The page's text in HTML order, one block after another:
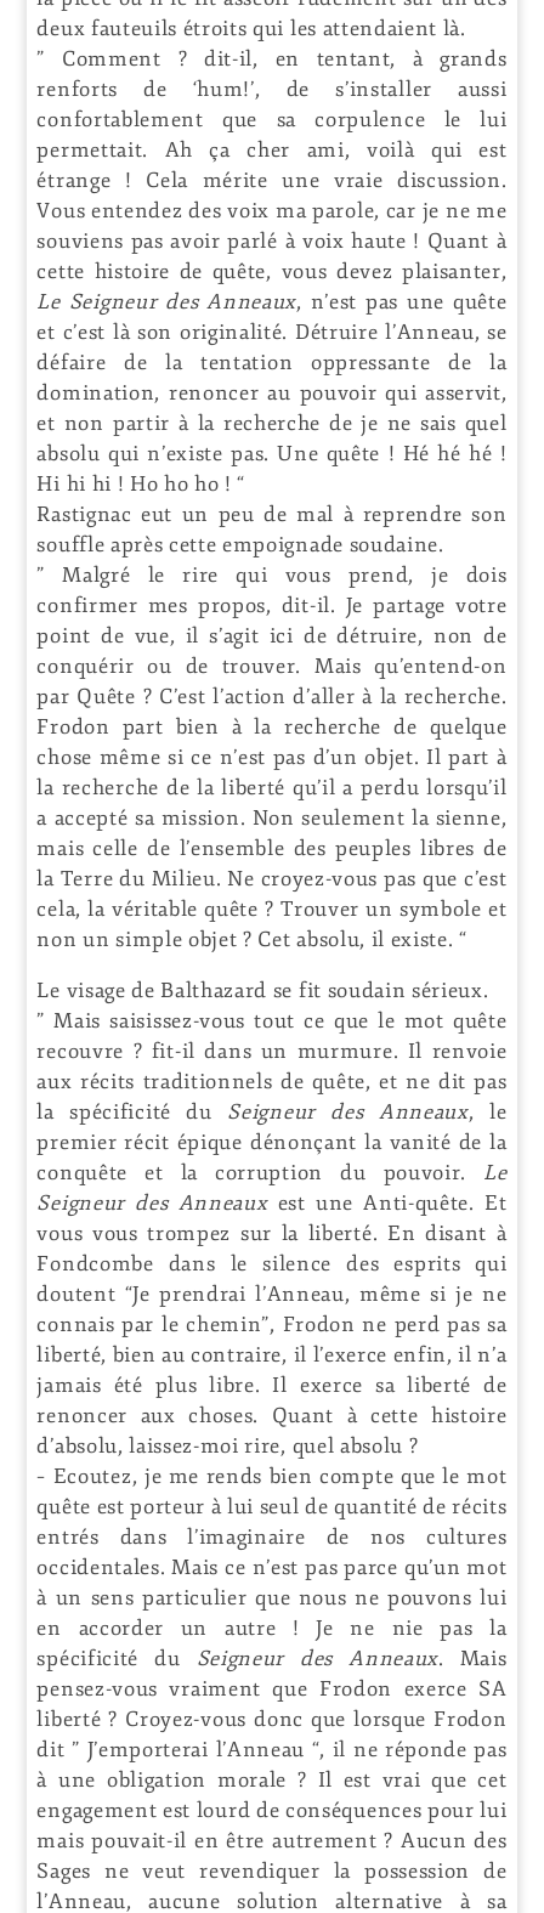
deux fauteuils étroits qui les attendaient là.
” Comment ? dit-il, en tentant, à grands
renforts de ‘hum!’, de s’installer aussi
confortablement que sa corpulence le lui
permettait. Ah ça cher ami, voilà qui est
étrange ! Cela mérite une vraie discussion.
Vous entendez des voix ma parole, car je ne me
souviens pas avoir parlé à voix haute ! Quant à
cette histoire de quête, vous devez plaisanter,
Le Seigneur des Anneaux, n’est pas une quête
et c’est là son originalité. Détruire l’Anneau, se
défaire de la tentation oppressante de la
domination, renoncer au pouvoir qui asservit,
et non partir à la recherche de je ne sais quel
absolu qui n’existe pas. Une quête ! Hé hé hé !
Hi hi hi ! Ho ho ho ! “
Rastignac eut un peu de mal à reprendre son
souffle après cette empoignade soudaine.
” Malgré le rire qui vous prend, je dois
confirmer mes propos, dit-il. Je partage votre
point de vue, il s’agit ici de détruire, non de
conquérir ou de trouver. Mais qu’entend-on
par Quête ? C’est l’action d’aller à la recherche.
Frodon part bien à la recherche de quelque
chose même si ce n’est pas d’un objet. Il part à
la recherche de la liberté qu’il a perdu lorsqu’il
a accepté sa mission. Non seulement la sienne,
mais celle de l’ensemble des peuples libres de
la Terre du Milieu. Ne croyez-vous pas que c’est
cela, la véritable quête ? Trouver un symbole et
non un simple objet ? Cet absolu, il existe. “
Le visage de Balthazard se fit soudain sérieux.
” Mais saisissez-vous tout ce que le mot quête
recouvre ? fit-il dans un murmure. Il renvoie
aux récits traditionnels de quête, et ne dit pas
la spécificité du Seigneur des Anneaux, le
premier récit épique dénonçant la vanité de la
conquête et la corruption du pouvoir. Le
Seigneur des Anneauxest une Anti-quête. Et
vous vous trompez sur la liberté. En disant à
Fondcombe dans le silence des esprits qui
doutent “Je prendrai l’Anneau, même si je ne
connais par le chemin”, Frodon ne perd pas sa
liberté, bien au contraire, il l’exerce enfin, il n’a
jamais été plus libre. Il exerce sa liberté de
renoncer aux choses. Quant à cette histoire
d’absolu, laissez-moi rire, quel absolu ?
– Ecoutez, je me rends bien compte que le mot
quête est porteur à lui seul de quantité de récits
entrés dans l’imaginaire de nos cultures
occidentales. Mais ce n’est pas parce qu’un mot
à un sens particulier que nous ne pouvons lui
en accorder un autre ! Je ne nie pas la
spécificité du Seigneur des Anneaux. Mais
pensez-vous vraiment que Frodon exerce SA
liberté ? Croyez-vous donc que lorsque Frodon
dit ” J’emporterai l’Anneau “, il ne réponde pas
à une obligation morale ? Il est vrai que cet
engagement est lourd de conséquences pour lui
mais pouvait-il en être autrement ? Aucun des
Sages ne veut revendiquer la possession de
l’Anneau, aucune solution alternative à sa